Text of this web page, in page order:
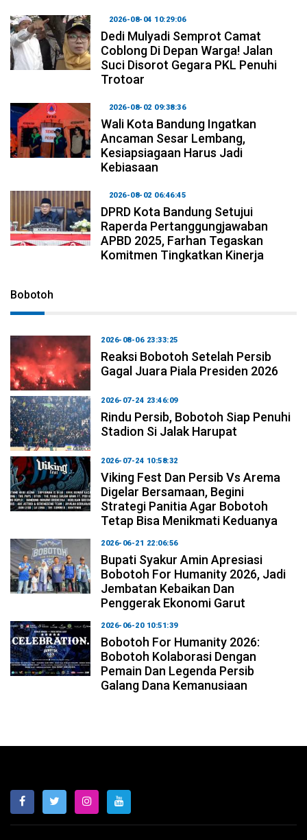
2026-08-04 10:29:06
Dedi Mulyadi Semprot Camat
Coblong Di Depan Warga! Jalan
Suci Disorot Gegara PKL Penuhi
Trotoar
2026-08-02 09:38:36
Wali Kota Bandung Ingatkan
Ancaman Sesar Lembang,
Kesiapsiagaan Harus Jadi
Kebiasaan
2026-08-02 06:46:45
DPRD Kota Bandung Setujui
Raperda Pertanggungjawaban
APBD 2025, Farhan Tegaskan
Komitmen Tingkatkan Kinerja
Bobotoh
2026-08-06 23:33:25
Reaksi Bobotoh Setelah Persib
Gagal Juara Piala Presiden 2026
2026-07-24 23:46:09
Rindu Persib, Bobotoh Siap Penuhi
Stadion Si Jalak Harupat
2026-07-24 10:58:32
Viking Fest Dan Persib Vs Arema
Digelar Bersamaan, Begini
Strategi Panitia Agar Bobotoh
Tetap Bisa Menikmati Keduanya
2026-06-21 22:06:56
Bupati Syakur Amin Apresiasi
Bobotoh For Humanity 2026, Jadi
Jembatan Kebaikan Dan
Penggerak Ekonomi Garut
2026-06-20 10:51:39
Bobotoh For Humanity 2026:
Bobotoh Kolaborasi Dengan
Pemain Dan Legenda Persib
Galang Dana Kemanusiaan